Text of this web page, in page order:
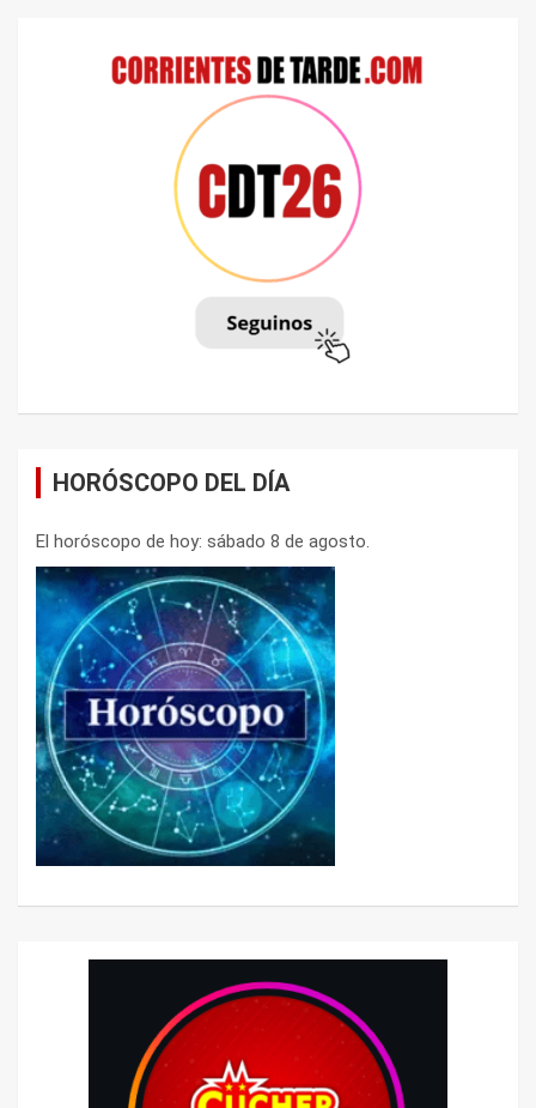
HORÓSCOPO DEL DÍA
El horóscopo de hoy: sábado 8 de agosto.